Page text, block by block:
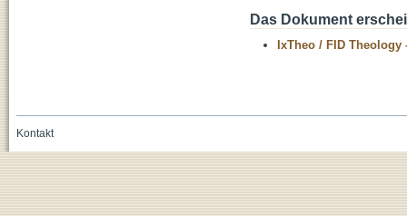
Das Dokument
IxTheo / FID Theology
Kontakt